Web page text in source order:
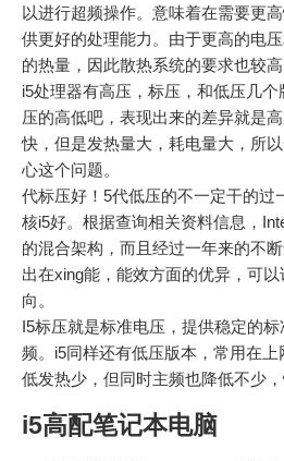
以进行超频操作。意味着在需要更
供更好的处理能力。由于更高的电
的热量，因此散热系统的要求也较高
i5处理器有高压，标压，和低压几
压的高低吧，表现出来的差异就是
快，但是发热量大，耗电量大，所
心这个问题。
代标压好！5代低压的不一定干的过
核i5好。根据查询相关资料信息，
的混合架构，而且经过一年来的不
出在xing能，能效方面的优异，可
向。
I5标压就是标准电压，提供稳定的
频。i5同样还有低压版本，常用在
低发热少，但同时主频也降低不少，
i5高配笔记本电脑